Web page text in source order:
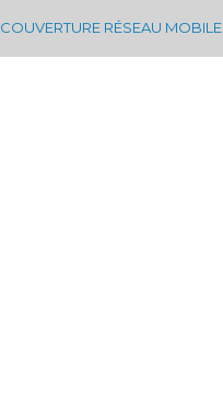
COUVERTURE RÉSEAU MOBILE